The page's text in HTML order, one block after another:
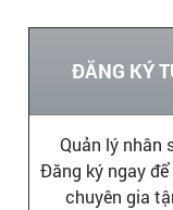
ĐĂNG KÝ
Quản lý nhân
Đăng ký ngay
chuyên gia